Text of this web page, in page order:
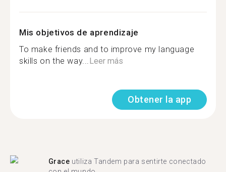
Mis objetivos de aprendizaje
To make friends and to improve my language
skills on the way...Leer más
Obtener la app
Grace utiliza Tandem para sentirte conectado